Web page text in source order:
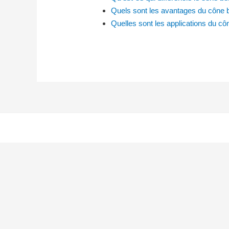
Quels sont les avantages du cône
Quelles sont les applications du